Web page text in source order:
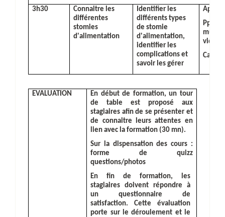
3h30
Connaitre les
différentes
stomies
d'alimentation
Identifier les
différents types
de stomie
d'alimentation,
identifier les
complications et
savoir les gérer
Ppt et
vidéos
Cas
EVALUATION
En début de formation, un tour
de table est proposé aux
stagiaires afin de se présenter et
de connaitre leurs attentes en
lien avec la formation (30 mn).
Sur la dispensation des cours :
forme de quizz
questions/photos
En fin de formation, les
stagiaires doivent répondre à
un questionnaire de
satisfaction. Cette évaluation
porte sur le déroulement et le